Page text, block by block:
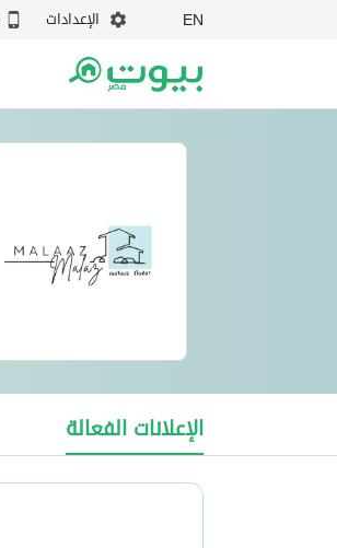
EN الإعدادات
الإعلانات الفعالةMalaz finder